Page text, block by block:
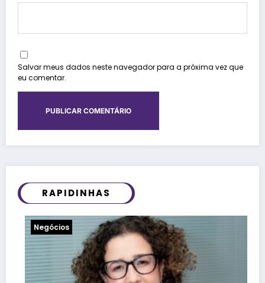
Salvar meus dados neste navegador para a próxima vez que
eu comentar.
RAPIDINHAS
Notícias